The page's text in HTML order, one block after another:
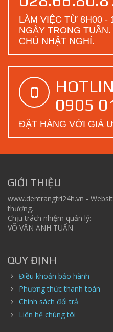
LÀM VIỆC TỪ 8H00 -
NGÀY TRONG TUẦN.
CHỦ NHẬT NGHỈ.
0905
ĐẶT HÀNG VỚI GIÁ
GIỚI THIỆU
www.dentrangtri24h.vn -
thương.
Chịu trách nhiệm quản lý:
VÕ VĂN ANH TUẤN
QUY ĐỊNH
Điều khoản bảo hành
Phương thức thanh toán
Chính sách đổi trả
Liên hệ chúng tôi